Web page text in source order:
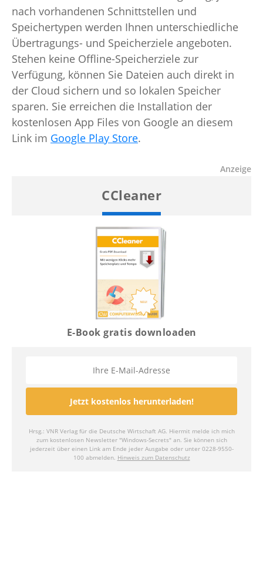
nach vorhandenen Schnittstellen und
Speichertypen werden Ihnen unterschiedliche
Übertragungs- und Speicherziele angeboten.
Stehen keine Offline-Speicherziele zur
Verfügung, können Sie Dateien auch direkt in
der Cloud sichern und so lokalen Speicher
sparen. Sie erreichen die Installation der
kostenlosen App Files von Google an diesem
Link im Google Play Store.